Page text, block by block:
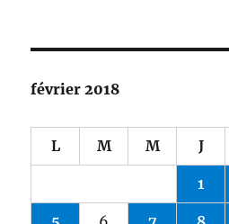
février 2018
L M M J
1